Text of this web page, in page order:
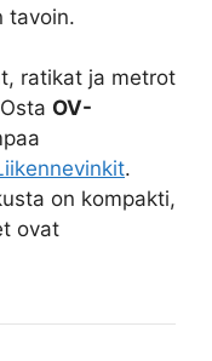
tavoin.
ratikat ja metrot
OV-
.
on kompakti,
ovat